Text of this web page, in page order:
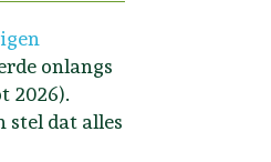
onlangs
2026).
stel dat alles